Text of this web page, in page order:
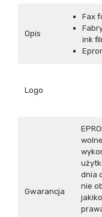
Opis
Fax
ink
Logo
Gwarancja
dnia
nie